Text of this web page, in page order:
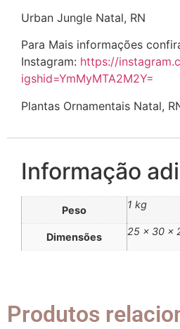
Urban Jungle Natal, RN
Para Mais informações
Instagram: https://
igshid=YmMyMTA2M2Y=
Plantas Ornamentais Natal,
Informação
Peso 1 kg
Dimensões 25 × 30 ×
Produtos